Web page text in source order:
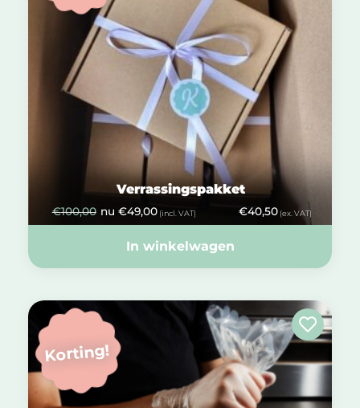
Verrassingspakket
€100,00 nu €49,00(incl. VAT) €40,50 (ex. VAT)
In winkelwagen
Korting!